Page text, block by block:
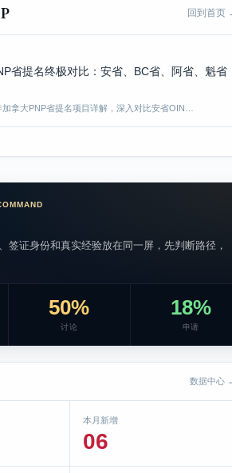
回到首页
省提名终极对比：安省、BC省、阿省、魁省
加拿大PNP省提名项目详解，深入对比安省OIN…
签证身份和真实经验放在同一屏，先判断路径，
50%
讨论
18%
申请
数据中心
本月新增
06